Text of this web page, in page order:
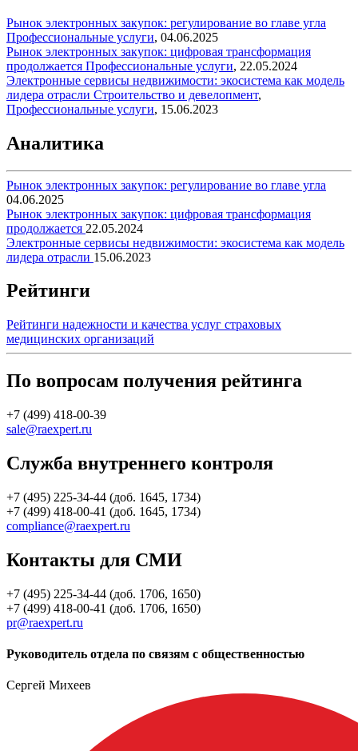
Рынок электронных закупок: регулирование во главе угла
Профессиональные услуги, 04.06.2025
Рынок электронных закупок: цифровая трансформация
продолжается Профессиональные услуги, 22.05.2024
Электронные сервисы недвижимости: экосистема как модель
лидера отрасли Строительство и девелопмент,
Профессиональные услуги, 15.06.2023
Аналитика
Рынок электронных закупок: регулирование во главе угла
04.06.2025
Рынок электронных закупок: цифровая трансформация
продолжается 22.05.2024
Электронные сервисы недвижимости: экосистема как модель
лидера отрасли 15.06.2023
Рейтинги
Рейтинги надежности и качества услуг страховых
медицинских организаций
По вопросам получения рейтинга
+7 (499) 418-00-39
sale@raexpert.ru
Служба внутреннего контроля
+7 (495) 225-34-44 (доб. 1645, 1734)
+7 (499) 418-00-41 (доб. 1645, 1734)
compliance@raexpert.ru
Контакты для СМИ
+7 (495) 225-34-44 (доб. 1706, 1650)
+7 (499) 418-00-41 (доб. 1706, 1650)
pr@raexpert.ru
Руководитель отдела по связям с общественностью
Сергей Михеев